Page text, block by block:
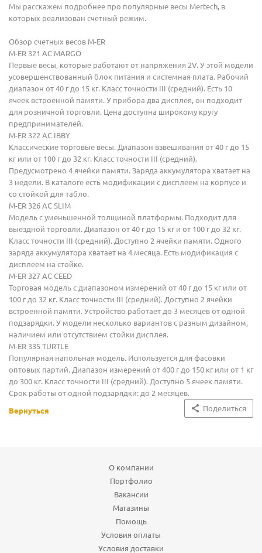
Мы расскажем подробнее про популярные весы Mertech, в
которых реализован счетный режим.
Обзор счетных весов M-ER
M-ER 321 AC MARGO
Первые весы, которые работают от напряжения 2V. У этой модели
усовершенствованный блок питания и системная плата. Рабочий
диапазон от 40 г до 15 кг. Класс точности III (средний). Есть 10
ячеек встроенной памяти. У прибора два дисплея, он подходит
для розничной торговли. Цена доступна широкому кругу
предпринимателей.
M-ER 322 AC IBBY
Классические торговые весы. Диапазон взвешивания от 40 г до 15
кг или от 100 г до 32 кг. Класс точности III (средний).
Предусмотрено 4 ячейки памяти. Заряда аккумулятора хватает на
3 недели. В каталоге есть модификации с дисплеем на корпусе и
со стойкой для табло.
M-ER 326 AC SLIM
Модель с уменьшенной толщиной платформы. Подходит для
выездной торговли. Диапазон от 40 г до 15 кг и от 100 г до 32 кг.
Класс точности III (средний). Доступно 2 ячейки памяти. Одного
заряда аккумулятора хватает на 4 месяца. Есть модификация с
дисплеем на стойке.
M-ER 327 AC CEED
Торговая модель с диапазоном измерений от 40 г до 15 кг или от
100 г до 32 кг. Класс точности III (средний). Доступно 2 ячейки
встроенной памяти. Устройство работает до 3 месяцев от одной
подзарядки. У модели несколько вариантов с разным дизайном,
наличием или отсутствием стойки дисплея.
M-ER 335 TURTLE
Популярная напольная модель. Используется для фасовки
оптовых партий. Диапазон измерений от 400 г до 150 кг или от 1 кг
до 300 кг. Класс точности III (средний). Доступно 5 ячеек памяти.
Срок работы от одной подзарядки: до 2 месяцев.
Вернуться
Поделиться
О компании
Портфолио
Вакансии
Магазины
Помощь
Условия оплаты
Условия доставки